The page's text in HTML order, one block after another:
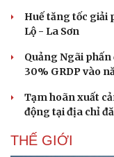
Thông tin doanh
Doanh nghiệp 24h
Doanh nhân
Vì cộng đồng
Huế tăng tốc giải
Lộ - La Sơn
Quảng Ngãi
30% GRDP vào
Tạm hoãn xuất
động tại địa chỉ
THẾ GIỚI